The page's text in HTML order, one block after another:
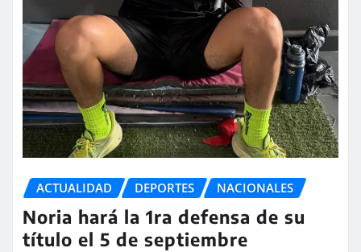
ACTUALIDAD DEPORTES NACIONALES
Noria hará la 1ra defensa de su
título el 5 de septiembre